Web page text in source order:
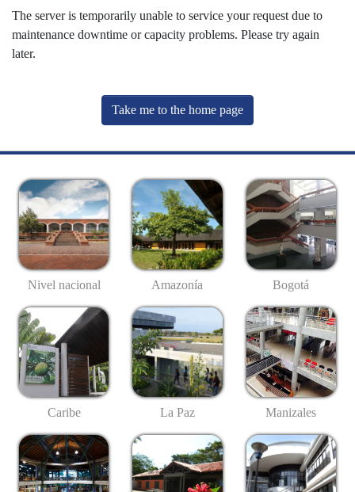
The server is temporarily unable to service your request due to
maintenance downtime or capacity problems. Please try again
later.
Take me to the home page
Nivel nacional Amazonía Bogotá
Caribe La Paz Manizales